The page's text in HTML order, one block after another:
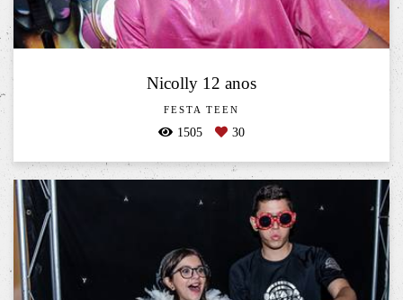
Nicolly 12 anos
FESTA TEEN
1505 30